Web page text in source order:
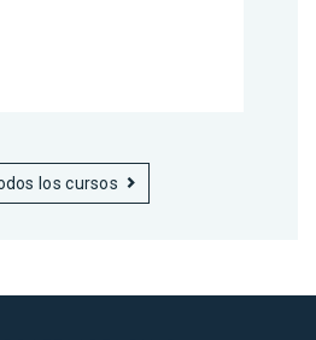
los cursos